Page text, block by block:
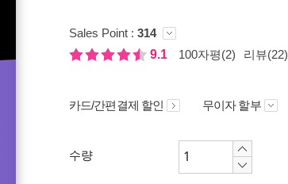
Sales Point : 314
9.1
100자평(2) 리뷰(22)
카드/간편결제 할인 무이자 할부
수량